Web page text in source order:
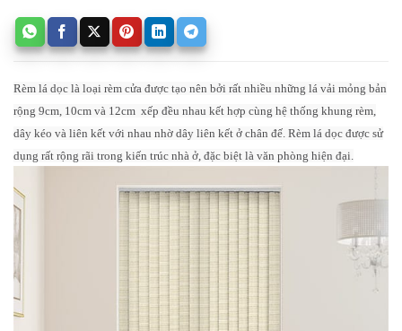
Rèm lá dọc là loại rèm cửa được tạo nên bởi rất nhiều những lá vải mỏng bản
rộng 9cm, 10cm và 12cm xếp đều nhau kết hợp cùng hệ thống khung rèm,
dây kéo và liên kết với nhau nhờ dây liên kết ở chân đế. Rèm lá dọc được sử
dụng rất rộng rãi trong kiến trúc nhà ở, đặc biệt là văn phòng hiện đại.